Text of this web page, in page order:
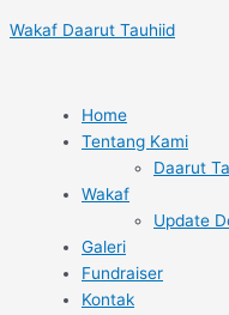
ke
Wakaf Daarut Tauhiid
Home
Tentang Kami
Daarut
Wakaf
Update
Galeri
Fundraiser
Kontak
navigation